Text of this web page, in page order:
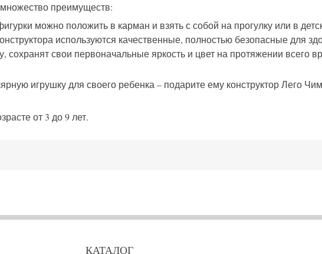
преимуществ:
можно положить в карман и взять с собой на прогулку или в
используются качественные, полностью безопасные для
сохранят свои первоначальные яркость и цвет на протяжении всего
игрушку для своего ребенка – подарите ему конструктор Лего
от 3 до 9 лет.
КАТАЛОГ